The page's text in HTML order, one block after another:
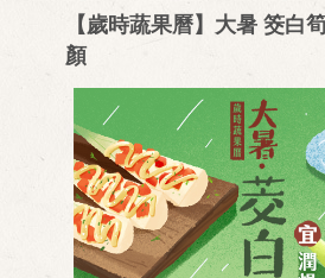
【歲時蔬果曆】大暑 筊白
顏